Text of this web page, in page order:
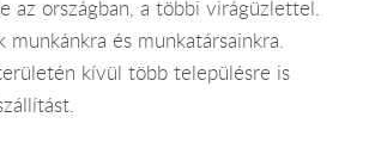
az országban, a többi virágüzlettel.
munkánkra és munkatársainkra.
kívül több településre is